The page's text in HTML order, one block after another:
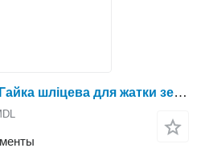
Крепежные элементы Гайка шліцева для жатки зерновой Holmer